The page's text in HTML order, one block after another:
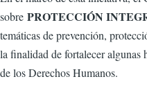
sobre PROTECCIÓN
temáticas de prevención,
la finalidad de fortalecer algunas
de los Derechos Humanos.